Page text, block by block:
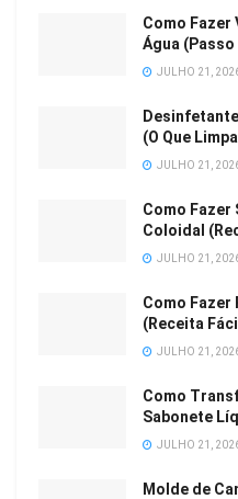
Como Fazer
Água
JULHO 21,
(O Que
JULHO 21,
Como Fazer
Coloidal
JULHO 21,
Como Fazer
(Receita
JULHO 21,
Como
Sabonete
JULHO 21,
Molde de